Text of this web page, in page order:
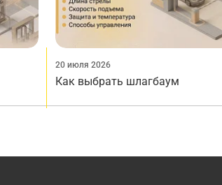
20 июля 2026
Как выбрать шлагбаум